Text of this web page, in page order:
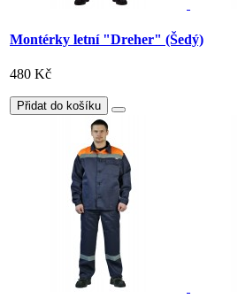
Montérky letní "Dreher" (Šedý)
480 Kč
Přidat do košíku